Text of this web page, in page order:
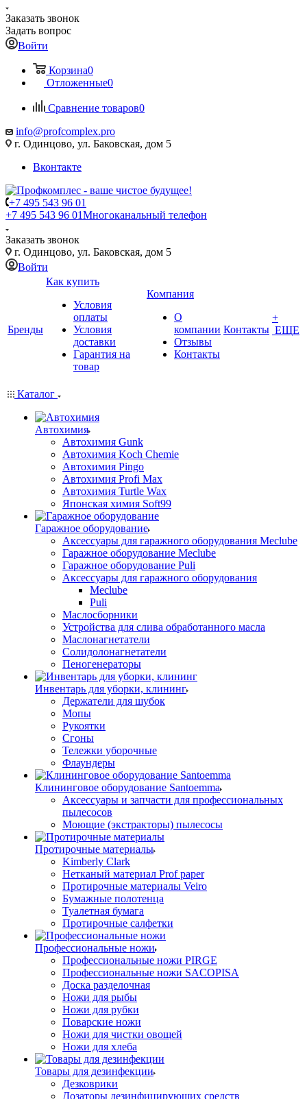
Заказать звонок
Задать вопрос
Войти
Корзина0
Отложенные0
Сравнение товаров0
info@profcomplex.pro
г. Одинцово, ул. Баковская, дом 5
Вконтакте
+7 495 543 96 01
+7 495 543 96 01Многоканальный телефон
Заказать звонок
г. Одинцово, ул. Баковская, дом 5
Войти
Бренды
Как купить
Условия
оплаты
Условия
доставки
Гарантия на
товар
Компания
О
компании
Отзывы
Контакты
Контакты
+
ЕЩЕ
Каталог
Автохимия
Автохимия Gunk
Автохимия Koch Chemie
Автохимия Pingo
Автохимия Profi Max
Автохимия Turtle Wax
Японская химия Soft99
Гаражное оборудование
Аксессуары для гаражного оборудования Meclube
Гаражное оборудование Meclube
Гаражное оборудование Puli
Аксессуары для гаражного оборудования
Meclube
Puli
Маслосборники
Устройства для слива обработанного масла
Маслонагнетатели
Солидолонагнетатели
Пеногенераторы
Инвентарь для уборки, клининг
Держатели для шубок
Мопы
Рукоятки
Сгоны
Тележки уборочные
Флаундеры
Клининговое оборудование Santoemma
Аксессуары и запчасти для профессиональных
пылесосов
Моющие (экстракторы) пылесосы
Протирочные материалы
Kimberly Clark
Нетканый материал Prof paper
Протирочные материалы Veiro
Бумажные полотенца
Туалетная бумага
Протирочные салфетки
Профессиональные ножи
Профессиональные ножи PIRGE
Профессиональные ножи SACOPISA
Доска разделочная
Ножи для рыбы
Ножи для рубки
Поварские ножи
Ножи для чистки овощей
Ножи для хлеба
Товары для дезинфекции
Дезковрики
Дозаторы дезинфицирующих средств